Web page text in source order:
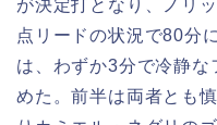
が決定打となり、ノリ
点リードの状況で80分
は、わずか3分で冷静
めた。前半は両者とも